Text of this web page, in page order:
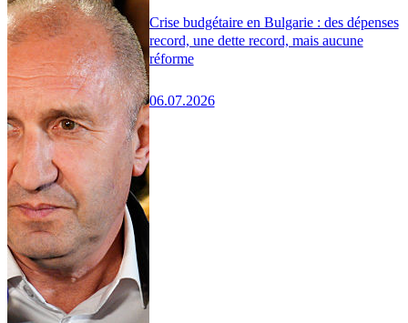
Crise budgétaire en Bulgarie : des dépenses
record, une dette record, mais aucune
réforme
06.07.2026